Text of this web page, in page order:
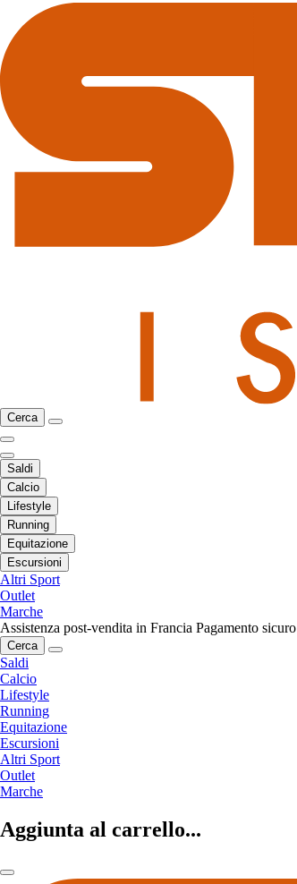
Cerca
Saldi
Calcio
Lifestyle
Running
Equitazione
Escursioni
Altri Sport
Outlet
Marche
Assistenza post-vendita in Francia Pagamento sicuro
Cerca
Saldi
Calcio
Lifestyle
Running
Equitazione
Escursioni
Altri Sport
Outlet
Marche
Aggiunta al carrello...